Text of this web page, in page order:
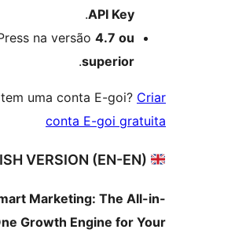
WordPress na versão
Já tem uma conta E-goi?
conta E-goi
E-goi Smart Marketing: The
One Growth Engine for